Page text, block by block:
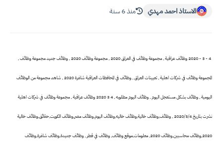
الاستاذ احمد مهدي منذ 6 سنة
4 - 3 - 2020 وظائف عراقية , مجموعة وظائف في العراق 2020 , مجموعة وظائف 2020 , وظائف جديد مجموعة وظائف ,
المجموعة وظائف في شركات اهلية , تعيينات العراق , وظائف في المحافظات العراقية شاغرة 2020 , شاهد مجموعة من الوظائف
اليومية , وظائف بشكل مستعجل اليوم , وظائف اليوم مطلوبه , 4 3 2020 وظائف عراقية , مجموعة وظائف في شركات اهلية
نشرت بتاريخ 2020/3/4 , وظائف,وظائف خالية,وظائف خاليه,وظائف اليوم,وظائف مصر,وظائف الكويت,حقائق,وظائف خالية
2020,وظائف محاسبين,وظائف 2020, معلومات,موقع وظائف, وظائف في قطر , وظائف جديدة,وظائف شاغرة,وظائف